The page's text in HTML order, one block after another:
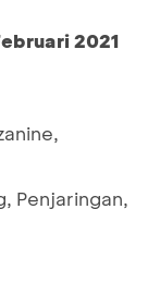
2021
Penjaringan,